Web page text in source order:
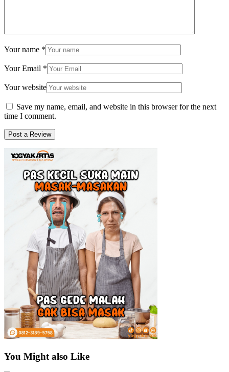
Your name *
Your Email *
Your website
Save my name, email, and website in this browser for the next
time I comment.
You Might also Like